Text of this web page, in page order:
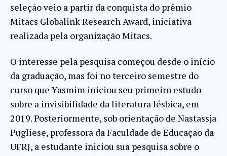
seleção veio a partir da conquista do prêmio
Mitacs Globalink Research Award, iniciativa
realizada pela organização Mitacs.
O interesse pela pesquisa começou desde o início
da graduação, mas foi no terceiro semestre do
curso que Yasmim iniciou seu primeiro estudo
sobre a invisibilidade da literatura lésbica, em
2019. Posteriormente, sob orientação de Nastassja
Pugliese, professora da Faculdade de Educação da
UFRJ, a estudante iniciou sua pesquisa sobre o